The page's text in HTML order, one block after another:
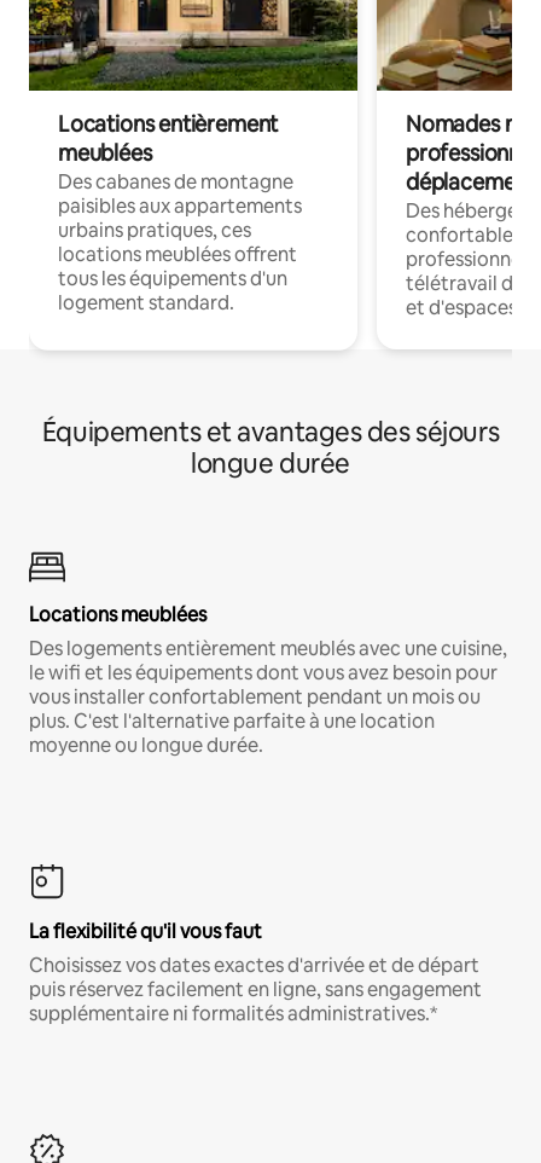
Locations entièrement
meublées
Des cabanes de montagne
paisibles aux appartements
urbains pratiques, ces
locations meublées offrent
tous les équipements d'un
logement standard.
Nomades
déplacement
Des
confortables
professionnels
télétravail
et d'espaces
Équipements et avantages des séjours
longue durée
Locations meublées
Des logements entièrement meublés avec une cuisine,
le wifi et les équipements dont vous avez besoin pour
vous installer confortablement pendant un mois ou
plus. C'est l'alternative parfaite à une location
moyenne ou longue durée.
La flexibilité qu'il vous faut
Choisissez vos dates exactes d'arrivée et de départ
puis réservez facilement en ligne, sans engagement
supplémentaire ni formalités administratives.*